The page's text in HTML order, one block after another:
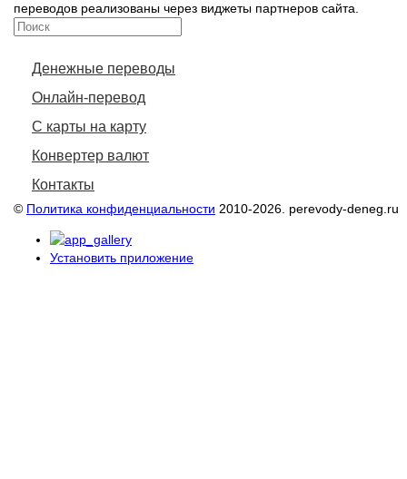
переводов реализованы через виджеты партнеров сайта.
Денежные переводы
Онлайн-перевод
С карты на карту
Конвертер валют
Контакты
© Политика конфиденциальности 2010-2026. perevody-deneg.ru
Установить приложение